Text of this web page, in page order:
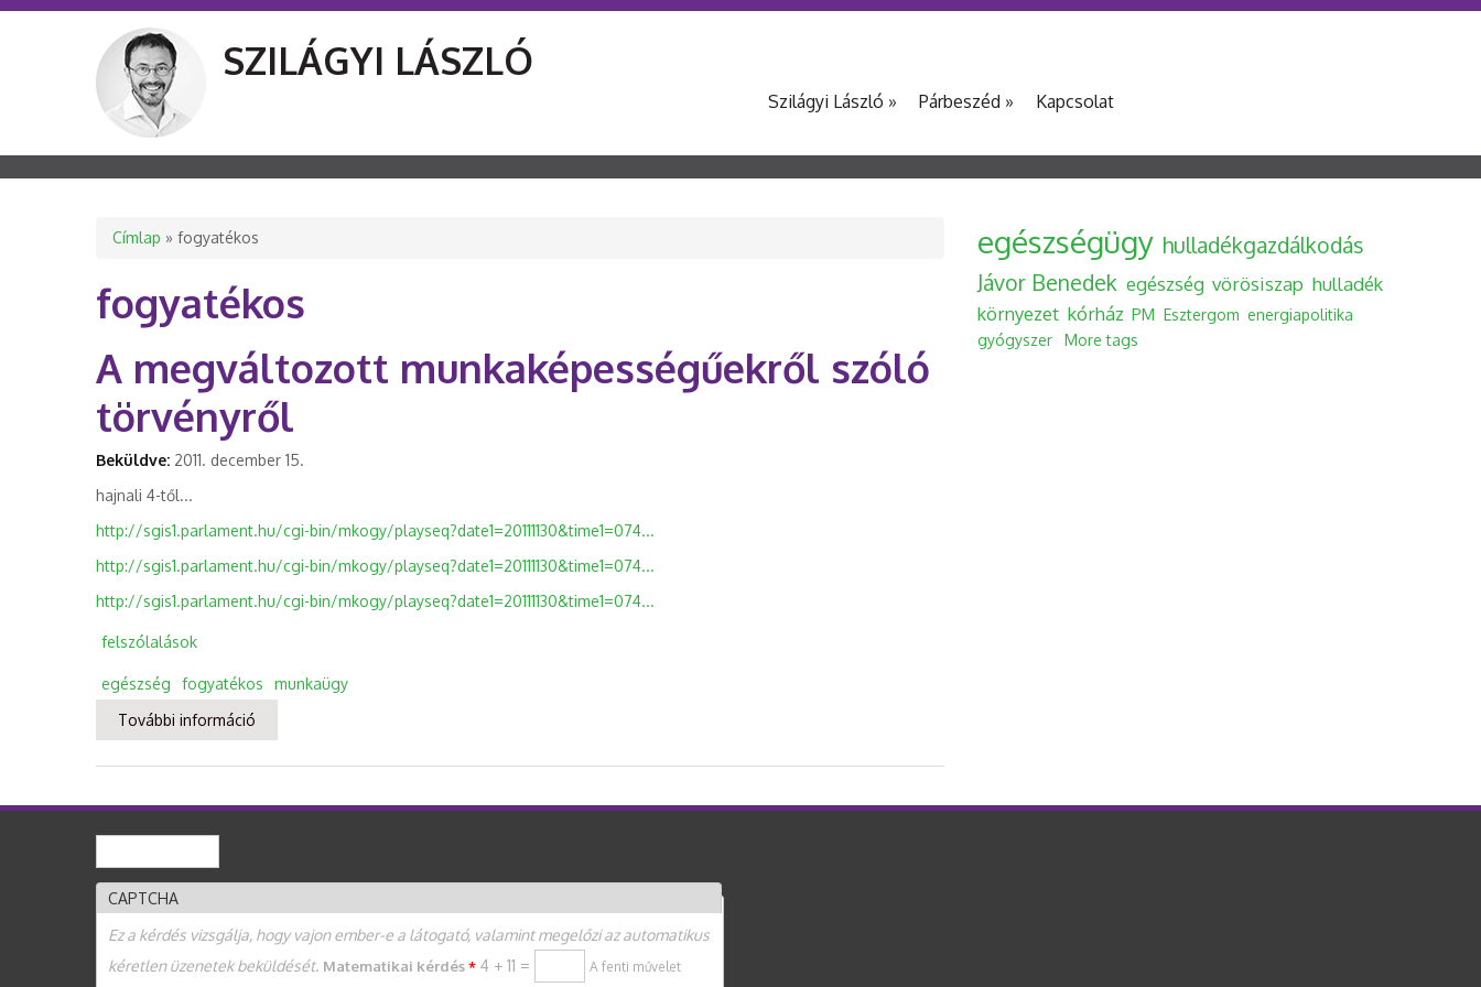
SZILÁGYI LÁSZLÓ
Szilágyi László » Párbeszéd » Kapcsolat
Jelenlegi hely
Címlap » fogyatékos
fogyatékos
A megváltozott munkaképességűekről szóló
törvényről
Beküldve: 2011. december 15.
hajnali 4-től...
http://sgis1.parlament.hu/cgi-bin/mkogy/playseq?date1=20111130&time1=074...
http://sgis1.parlament.hu/cgi-bin/mkogy/playseq?date1=20111130&time1=074...
http://sgis1.parlament.hu/cgi-bin/mkogy/playseq?date1=20111130&time1=074...
felszólalások
egészség fogyatékos
munkaügy
További információ
egészségügy hulladékgazdálkodás
Jávor Benedek egészség vörösiszap hulladék
környezet kórház PM Esztergom energiapolitika
gyógyszer
More tags
CAPTCHA
Ez a kérdés vizsgálja, hogy vajon ember-e a látogató, valamint megelőzi az automatikus
kéretlen üzenetek beküldését. Matematikai kérdés* 4 + 11 = A fenti művelet